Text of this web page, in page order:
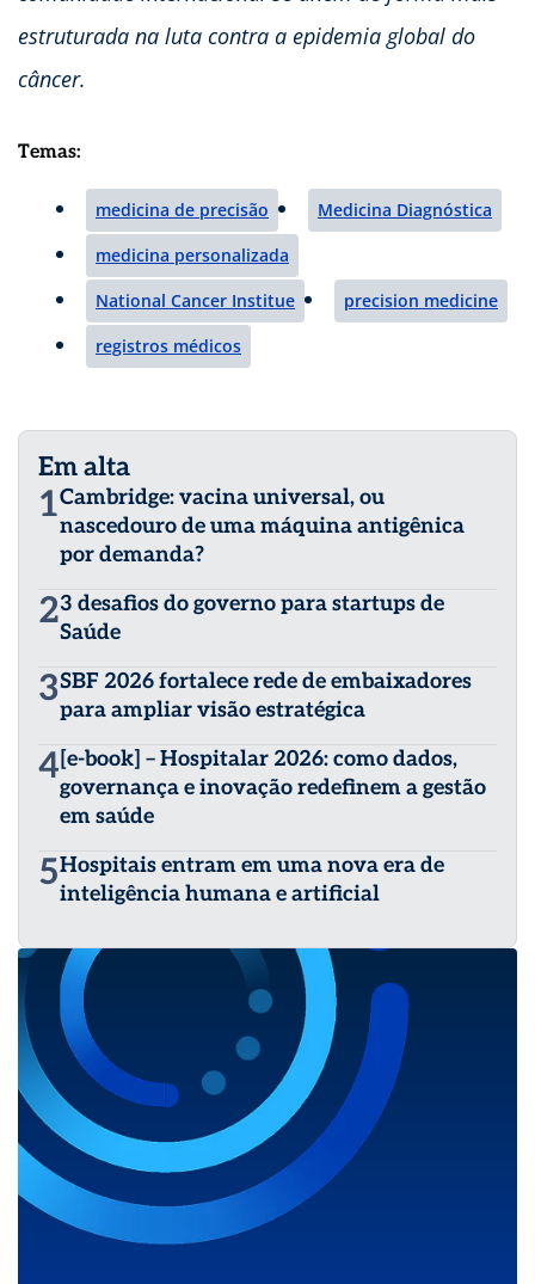
estruturada na luta contra a epidemia global do
câncer.
Temas:
medicina de precisão
Medicina Diagnóstica
medicina personalizada
National Cancer Institue
precision medicine
registros médicos
Em alta
1Cambridge: vacina universal, ou
nascedouro de uma máquina antigênica
por demanda?
23 desafios do governo para startups de
Saúde
3SBF 2026 fortalece rede de embaixadores
para ampliar visão estratégica
4[e-book] – Hospitalar 2026: como dados,
governança e inovação redefinem a gestão
em saúde
5Hospitais entram em uma nova era de
inteligência humana e artificial